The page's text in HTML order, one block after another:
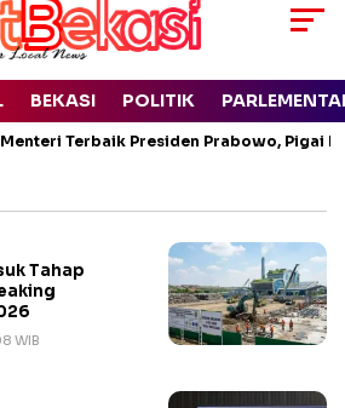
BEKASI POLITIK
Terbaik Presiden Prabowo, Pigai
Tahap
WIB